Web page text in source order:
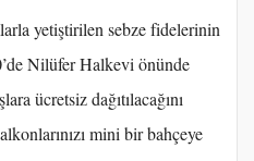
yetiştirilen sebze fidelerinin
Nilüfer Halkevi önünde
ücretsiz dağıtılacağını
mini bir bahçeye